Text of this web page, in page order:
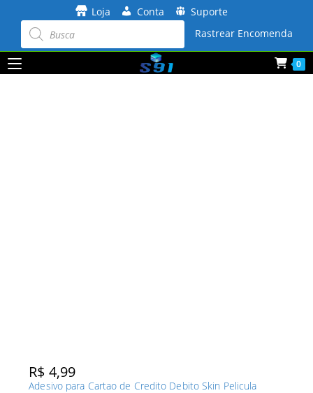
conteúdo
Loja Conta Suporte
Pesquisar
produtos Rastrear Encomenda
0
R$ 4,99
Adesivo para Cartao de Credito Debito Skin Pelicula